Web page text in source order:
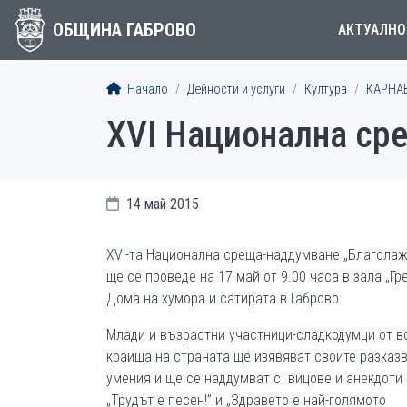
ОБЩИНА ГАБРОВО АКТУАЛНО
Начало Дейности и услуги Култура
XVI Национална
14 май 2015
XVI-та Национална среща-наддумване
ще се проведе на 17 май от 9.00 часа в зала
Дома на хумора и сатирата в Габрово.
Млади и възрастни участници-сладкодумци от
краища на страната ще изявяват своите
умения и ще се наддумват с вицове и анекдоти
„Трудът е песен!” и „Здравето е най-голямото